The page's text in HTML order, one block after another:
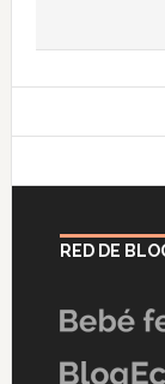
RED DE